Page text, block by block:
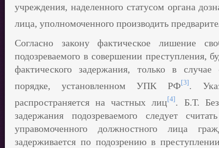
учреждения, наделенного статусом органа
лица, уполномоченного производить
Согласно закону фактическое лишение
подозреваемого в совершении преступления,
фактического задержания, только в случае
порядке, установленном УПК РФ[3].
распространяется на частных лиц[4]. Б.Т.
задержания подозреваемого следует
управомоченного должностного лица
задерживается по подозрению в